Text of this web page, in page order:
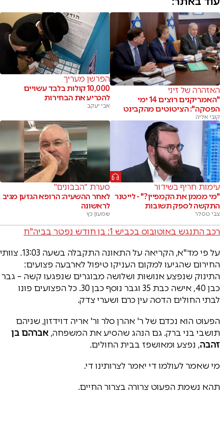
האזהרה של זיני
"האמריקנים רוצים 14 ימי
הפסקה": הציטוטים מהקבינט
קובי אליה
הפרשן מעריך
10,000 קולות בלבד עשויים
להכריע את הבחירות
אבי יעקב
עימות חריף בשידור
"מי מממן את הקמפיין?" - לייטנר
התקשה לספק תשובות
צבי טסלר
סערת "הבבונים"
לאחר ההשעיה: הרופא הגזען מגיב
לראשונה
שמעון כץ
רכב התנגש באוטובוס בכביש 1: בן חודש נפטר בביה"ח
על פי מד"א, הקריאה על התאונה התקבלה בשעה 13:03. צוותי
החירום שהגיעו למקום העניקו טיפול לארבעה פצועים:
התינוק שנפצע אנושות ושלושה מבוגרים שנפגעו קשה – גבר
כבן 40, אישה כבת 35 וגבר נוסף כבן 30. כל הפצועים פונו
לבתי החולים הדסה עין כרם ושערי צדק.
הפעוט הוא נכדם של ר' אהרן סלר ור' אריה דוידזון, שניהם
תושבי בני ברק. גם הנהג שהסיע את המשפחה, אברהם בן
זהבה, נפצע ומאושפז בבית החולים.
מי שאמר לעולמו די יאמר לצרותינו די.
תהא נשמת הפעוט צרורה בצרור החיים.